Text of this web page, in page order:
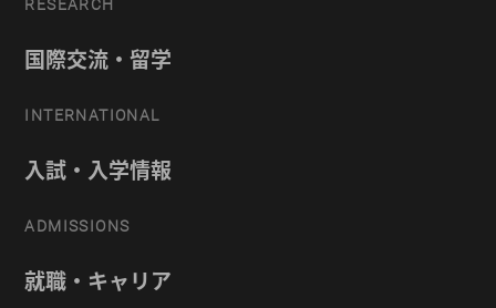
RESEARCH
国際交流・留学
INTERNATIONAL
入試・入学情報
ADMISSIONS
就職・キャリア